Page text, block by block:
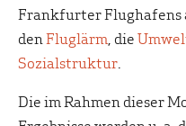
Frankfurter Flughafens
den Fluglärm , die
Sozialstruktur
Die im Rahmen dieser